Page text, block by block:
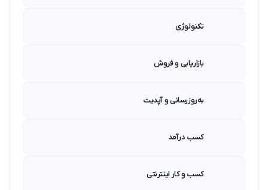
تکنولوژی
بازاریابی و فروش
به‌روزرسانی و آپدیت
کسب درآمد
کسب و کار اینترنتی